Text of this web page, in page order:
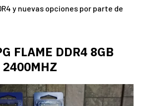
y nuevas opciones por parte de
FLAME DDR4 8GB
2400MHZ